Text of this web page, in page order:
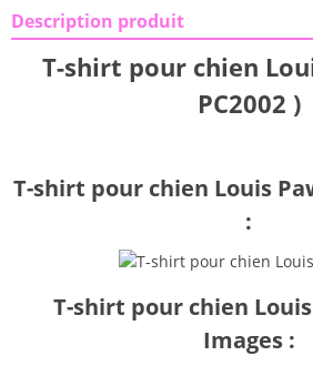
Description produit
T-shirt pour chien
PC2002 )
T-shirt pour chien Louis
:
T-shirt pour chien
Images :